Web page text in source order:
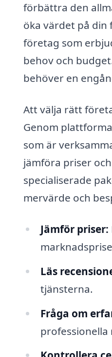
förbättra den
öka värdet på din
företag som
behov och
behöver en
Att välja rätt
Genom
som är
jämföra priser
specialiserade
mervärde och
Jämför priser:
Läs
tjänsterna.
Fråga om
professionella